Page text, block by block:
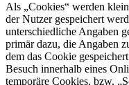
Als „Cookies“ werden
der Nutzer gespeichert
unterschiedliche Angaben
primär dazu, die Angaben
dem das Cookie
Besuch innerhalb eines
temporäre Cookies, bzw.